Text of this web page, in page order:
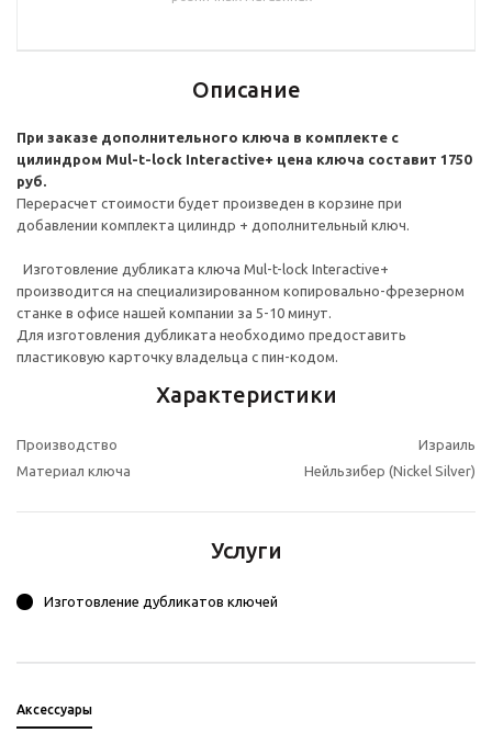
Описание
При заказе дополнительного ключа в комплекте с
цилиндром Mul-t-lock Interactive+ цена ключа составит 1750
руб.
Перерасчет стоимости будет произведен в корзине при
добавлении комплекта цилиндр + дополнительный ключ.
Изготовление дубликата ключа Mul-t-lock Interactive+
производится на специализированном копировально-фрезерном
станке в офисе нашей компании за 5-10 минут.
Для изготовления дубликата необходимо предоставить
пластиковую карточку владельца с пин-кодом.
Характеристики
Производство
Израиль
Материал ключа
Нейльзибер (Nickel Silver)
Услуги
Изготовление дубликатов ключей
Аксессуары